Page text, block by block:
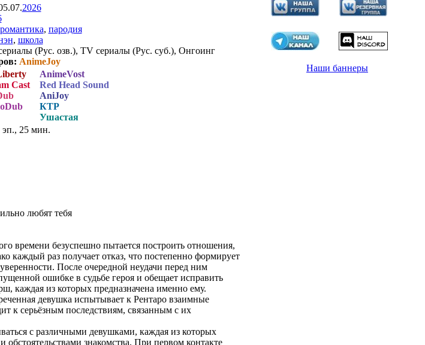
2026
романтика, пародия
, школа
(Рус. озв.), TV сериалы (Рус. суб.), Онгоинг
AnimeJoy
Cast
AnimeVost
Red Head Sound
AniJoy
КТР
Ушастая
эп., 25 мин.
любят тебя
времени безуспешно пытается построить отношения,
каждый раз получает отказ, что постепенно формирует
После очередной неудачи перед ним
ошибке в судьбе героя и обещает исправить
каждая из которых предназначена именно ему.
девушка испытывает к Рентаро взаимные
к серьёзным последствиям, связанным с их
с различными девушками, каждая из которых
знакомства. При первом контакте
Наши баннеры